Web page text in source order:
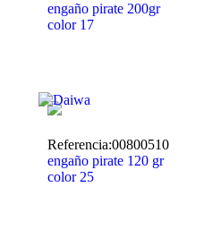
engaño pirate 200gr
color 17
Referencia:00800510
engaño pirate 120 gr
color 25